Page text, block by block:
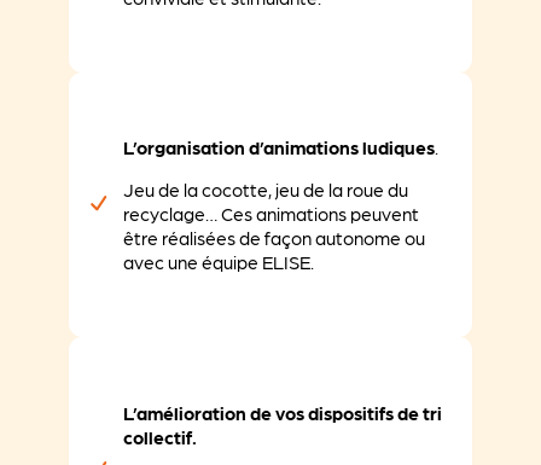
L’organisation d’animations ludiques.
Jeu de la cocotte, jeu de la roue du
recyclage… Ces animations peuvent
être réalisées de façon autonome ou
avec une équipe ELISE.
L’amélioration de vos dispositifs de tri
collectif.